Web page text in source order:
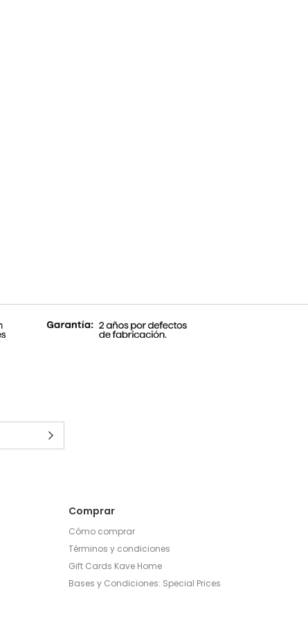
Comprar
Cómo comprar
Términos y condiciones
Gift Cards Kave Home
Bases y Condiciones: Special Prices